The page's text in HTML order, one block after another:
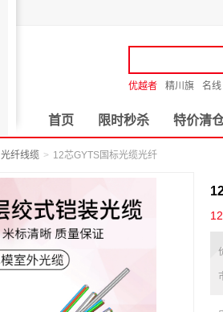
优越者 精川旗 名线
首页 限时秒杀 特价清
光纤线缆 12芯GYTS国标光缆光纤